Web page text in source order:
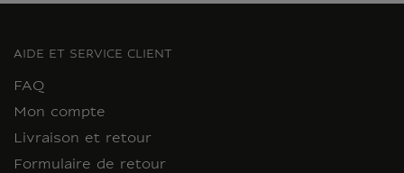
AIDE ET SERVICE CLIENT
FAQ
Mon compte
Livraison et retour
Formulaire de retour